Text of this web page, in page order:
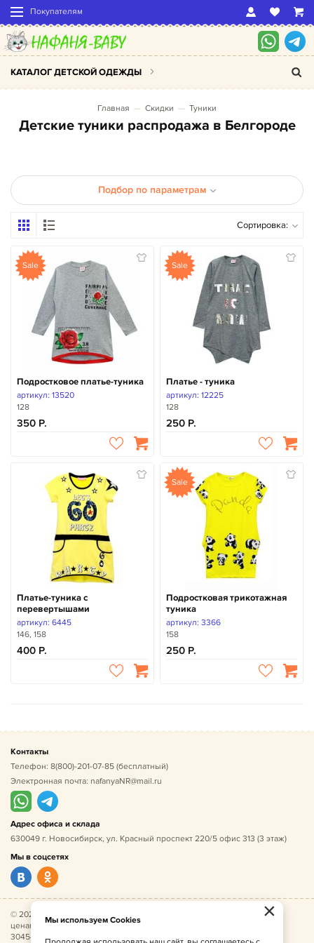
Покупателям
КАТАЛОГ ДЕТСКОЙ ОДЕЖДЫ
Главная Скидки Туники
Детские туники распродажа в Белгороде
Подбор по параметрам
Сортировка:
Sale
Подростковое платье-туника
артикул: 13520
128
350
Sale
Платье - туника
артикул: 12225
128
250
Платье-туника с
перевертышами
артикул: 6445
146, 158
400
Sale
Подростковая трикотажная
туника
артикул: 3366
158
250
Контакты
Телефон: 8(800)-201-07-85 (бесплатный)
Электронная почта: nafanyaNR@mail.ru
Адрес офиса и склада
630049 г. Новосибирск, ул. Красный проспект 220/5 офис 313 (3 этаж)
Мы в соцсетях
© 2026 Нафаня — оптовые поставки детской одежды по
ценам производителя. ИНН 541005493544, ОГРН
304541027500052.
×
Мы используем Cookies